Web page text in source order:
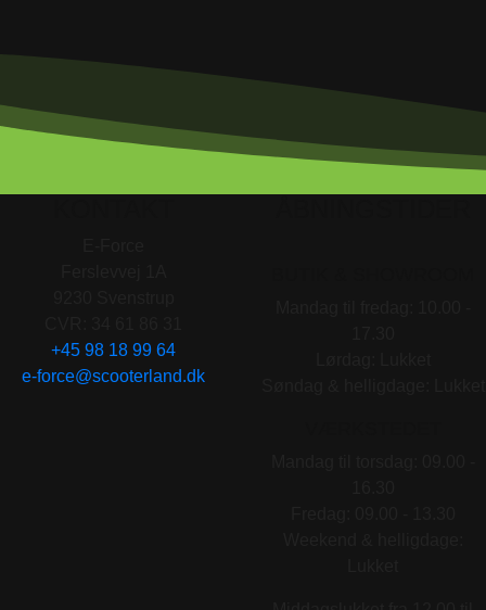
+45 98 18 99 64
e-force@scooterland.dk